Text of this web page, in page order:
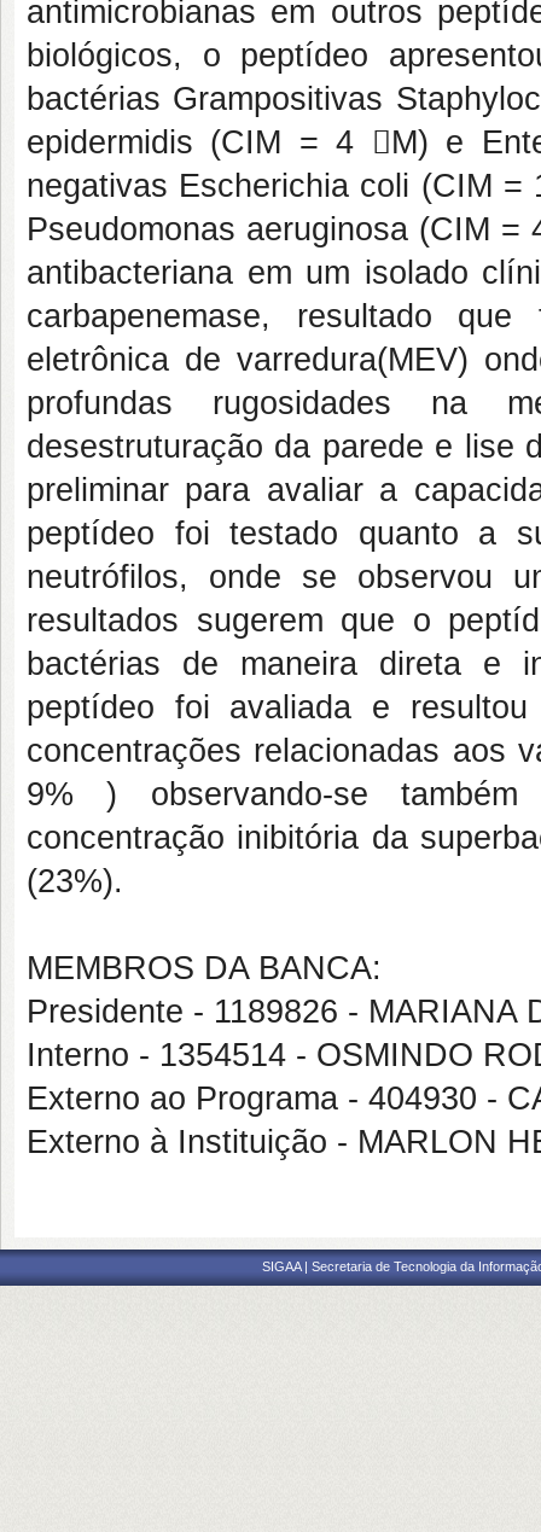
antimicrobianas em outros
biológicos, o peptídeo
bactérias Grampositivas
epidermidis (CIM = 4 M) e
negativas Escherichia coli (CIM
Pseudomonas aeruginosa (CIM
antibacteriana em um isolado
carbapenemase, resultado
eletrônica de varredura(MEV)
profundas rugosidades na
desestruturação da parede e lise
preliminar para avaliar a
peptídeo foi testado quanto a
neutrófilos, onde se observou
resultados sugerem que o
bactérias de maneira direta e
peptídeo foi avaliada e
concentrações relacionadas aos
9% ) observando-se
concentração inibitória da
(23%).
MEMBROS DA BANCA:
Presidente - 1189826 - MARIANA
Interno - 1354514 - OSMINDO
Externo ao Programa - 404930 -
Externo à Instituição - MARLON
SIGAA | Secretaria de Tecnologia da